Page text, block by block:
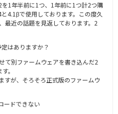
1年半前に1つ、1年前に1つ計2つ購
4.1βで使用しております。この度久
最近の話題を見返しております。2
はありますか？
て別ファームウェアを書き込んだ2
。
すが、そろそろ正式版のファームウ
ードできない